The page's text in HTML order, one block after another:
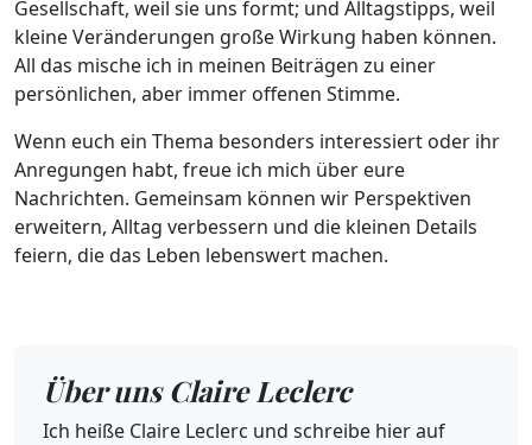
Gesellschaft, weil sie uns formt; und Alltagstipps, weil
kleine Veränderungen große Wirkung haben können.
All das mische ich in meinen Beiträgen zu einer
persönlichen, aber immer offenen Stimme.
Wenn euch ein Thema besonders interessiert oder ihr
Anregungen habt, freue ich mich über eure
Nachrichten. Gemeinsam können wir Perspektiven
erweitern, Alltag verbessern und die kleinen Details
feiern, die das Leben lebenswert machen.
Über uns Claire Leclerc
Ich heiße Claire Leclerc und schreibe hier auf